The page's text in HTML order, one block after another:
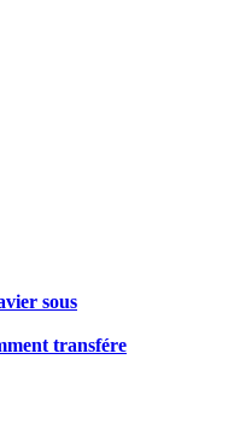
sous
transfére